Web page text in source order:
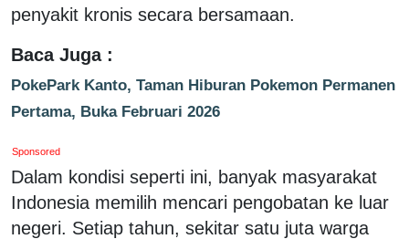
penyakit kronis secara bersamaan.
Baca Juga :
PokePark Kanto, Taman Hiburan Pokemon Permanen
Pertama, Buka Februari 2026
Sponsored
Dalam kondisi seperti ini, banyak masyarakat
Indonesia memilih mencari pengobatan ke luar
negeri. Setiap tahun, sekitar satu juta warga